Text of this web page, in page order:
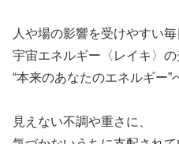
人や場の影響を受けやすい毎
宇宙エネルギー〈レイキ〉の
​“本来のあなたのエネルギー”
​見えない不調や重さに、